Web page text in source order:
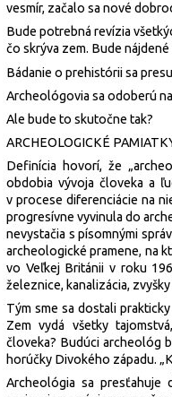
vesmír, začalo sa nové
Bude potrebná revízia
čo skrýva zem. Bude
Bádanie o prehistórii sa
Archeológovia sa odoberú
Ale bude to skutočne tak?
ARCHEOLOGICKÉ
Definícia hovorí, že
obdobia vývoja človeka a
v procese diferenciácie na
progresívne vyvinula do
nevystačia s písomnými
archeologické pramene, na
vo Veľkej Británii v roku
železnice, kanalizácia,
Tým sme sa dostali
Zem vydá všetky
človeka? Budúci archeológ
horúčky Divokého západu.
Archeológia sa presťahuje